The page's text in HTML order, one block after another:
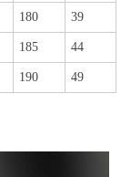
180 39
185 44
190 49